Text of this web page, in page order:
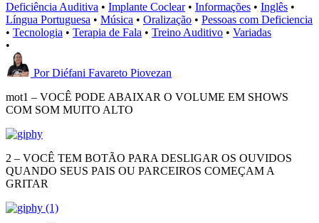
Deficiência Auditiva • Implante Coclear • Informações • Inglês •
Língua Portuguesa • Música • Oralização • Pessoas com Deficiencia
• Tecnologia • Terapia de Fala • Treino Auditivo • Variadas
•
Por Diéfani Favareto Piovezan
mot1 – VOCÊ PODE ABAIXAR O VOLUME EM SHOWS
COM SOM MUITO ALTO
2 – VOCÊ TEM BOTÃO PARA DESLIGAR OS OUVIDOS
QUANDO SEUS PAIS OU PARCEIROS COMEÇAM A
GRITAR